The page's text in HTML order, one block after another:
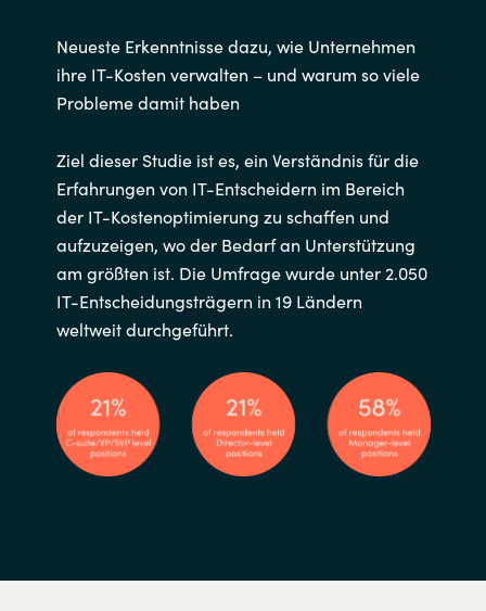
Iceland
Indonesia
Kingdom of Saudi Arabia
Kuwait
Lithuania
Malaysia
Neueste Erkenntnisse dazu, wie Unternehmen
ihre IT-Kosten verwalten – und warum so viele
Probleme damit haben
Ziel dieser Studie ist es, ein Verständnis für die
Erfahrungen von IT-Entscheidern im Bereich
der IT-Kostenoptimierung zu schaffen und
aufzuzeigen, wo der Bedarf an Unterstützung
am größten ist. Die Umfrage wurde unter 2.050
IT-Entscheidungsträgern in 19 Ländern
weltweit durchgeführt.